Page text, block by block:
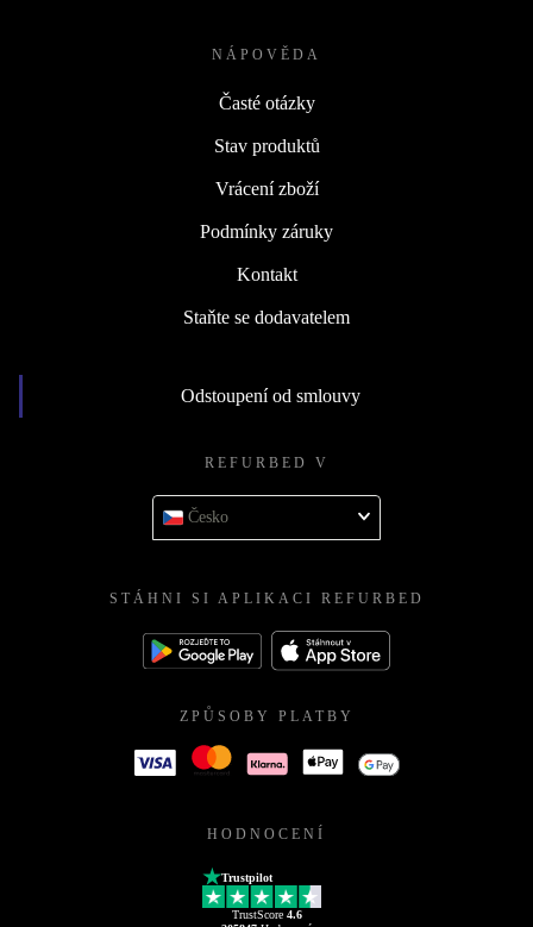
NÁPOVĚDA
Časté otázky
Stav produktů
Vrácení zboží
Podmínky záruky
Kontakt
Staňte se dodavatelem
Odstoupení od smlouvy
REFURBED V
Česko
STÁHNI SI APLIKACI REFURBED
ZPŮSOBY PLATBY
HODNOCENÍ
Trustpilot
TrustScore 4.6